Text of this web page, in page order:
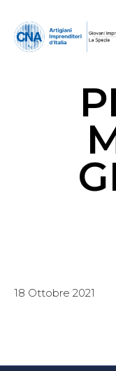
18 Ottobre 2021